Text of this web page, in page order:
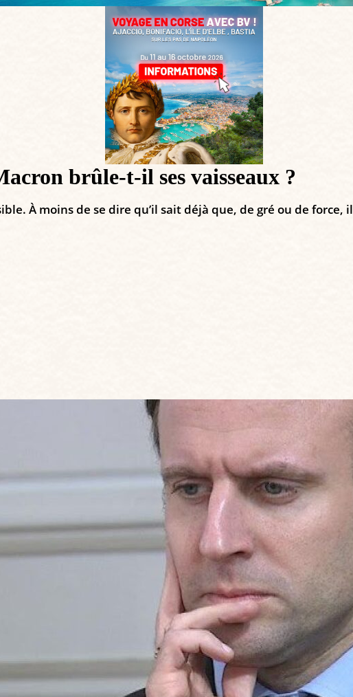
brûle-t-il ses vaisseaux ?
À moins de se dire qu’il sait déjà que, de gré ou de force,